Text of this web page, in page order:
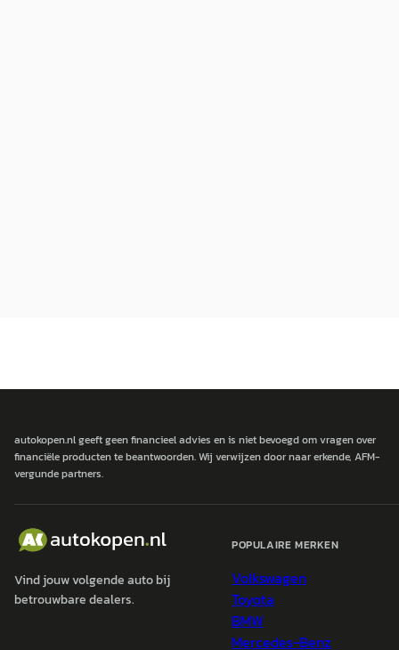
autokopen.nl geeft geen financieel advies en is niet bevoegd om vragen over
financiële producten te beantwoorden. Wij verwijzen door naar erkende, AFM-
vergunde partners.
Vind jouw volgende auto bij
betrouwbare dealers.
POPULAIRE MERKEN
Volkswagen
Toyota
BMW
Mercedes-Benz